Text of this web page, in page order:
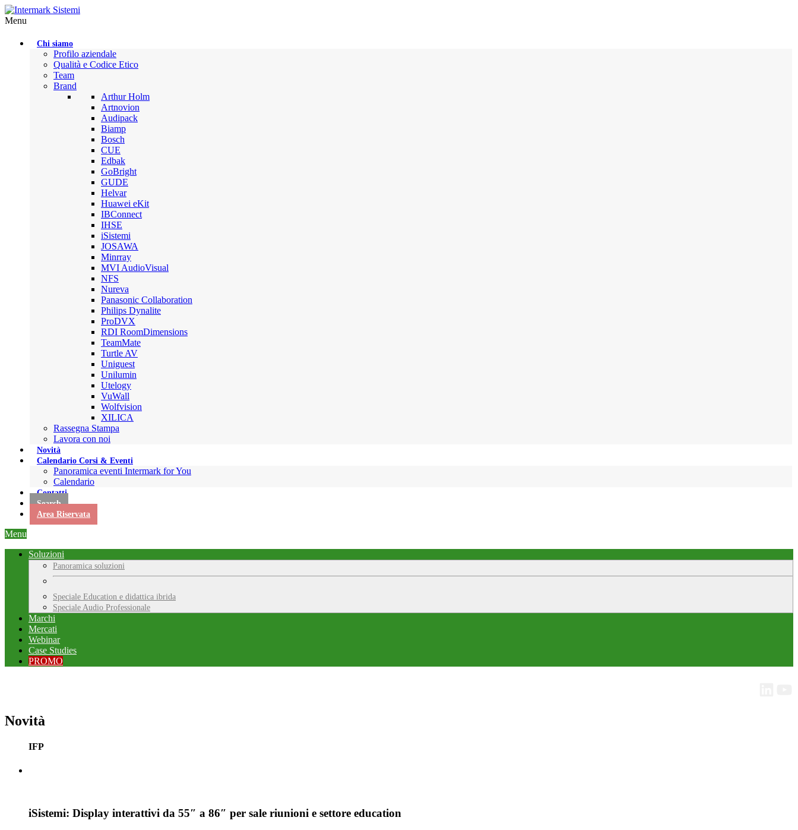
Menu
Chi siamo
Profilo aziendale
Qualità e Codice Etico
Team
Brand
Arthur Holm
Artnovion
Audipack
Biamp
Bosch
CUE
Edbak
GoBright
GUDE
Helvar
Huawei eKit
IBConnect
IHSE
iSistemi
JOSAWA
Minrray
MVI AudioVisual
NFS
Nureva
Panasonic Collaboration
Philips Dynalite
ProDVX
RDI RoomDimensions
TeamMate
Turtle AV
Uniguest
Unilumin
Utelogy
VuWall
Wolfvision
XILICA
Rassegna Stampa
Lavora con noi
Novità
Calendario Corsi & Eventi
Panoramica eventi Intermark for You
Calendario
Contatti
Search
Area Riservata
Menu
Soluzioni
Panoramica soluzioni
Speciale Education e didattica ibrida
Speciale Audio Professionale
Marchi
Mercati
Webinar
Case Studies
PROMO
Novità
IFP
iSistemi: Display interattivi da 55″ a 86″ per sale riunioni e settore education